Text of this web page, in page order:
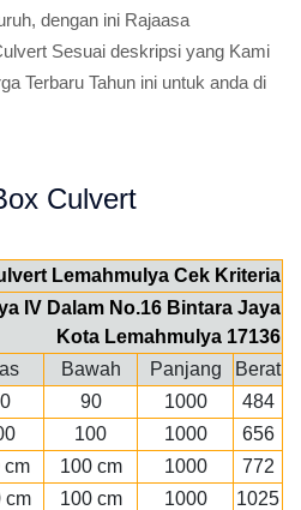
dengan ini Rajaasa
Sesuai deskripsi yang Kami
Terbaru Tahun ini untuk anda di
Culvert
Lemahmulya Cek Kriteria
IV Dalam No.16 Bintara Jaya
Kota Lemahmulya 17136
Bawah Panjang
Berat
90 1000
484
100 1000
656
cm 100 cm 1000
772
cm 100 cm 1000
1025